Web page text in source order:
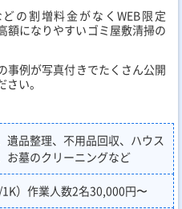
の割増料金がなくWEB限定
額になりやすいゴミ屋敷清掃の
事例が写真付きでたくさん公開
い。
遺品整理、不用品回収、ハウス
お墓のクリーニングなど
）作業人数2名30,000円〜